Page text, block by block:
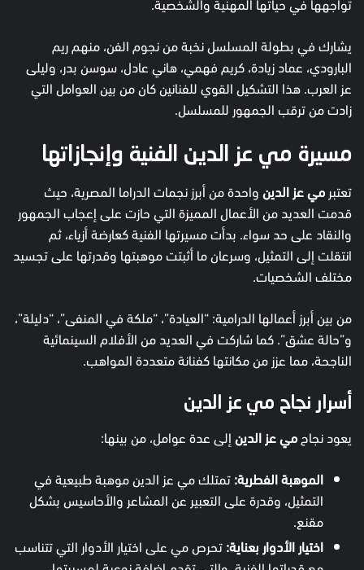
يشارك في بطولة المسلسل نخبة من نجوم الفن، منهم ريم
البارودي، عماد زيادة، كريم فهمي، هاني عادل، سوسن بدر، وليلى
عز العرب. هذا التشكيل القوي للفنانين كان من بين العوامل التي
زادت من ترقب الجمهور للمسلسل.
مسيرة مي عز الدين الفنية وإنجازاتها
تعتبر مي عز الدين واحدة من أبرز نجمات الدراما المصرية، حيث
قدمت العديد من الأعمال المميزة التي حازت على إعجاب الجمهور
والنقاد على حد سواء. بدأت مسيرتها الفنية كعارضة أزياء، ثم
انتقلت إلى التمثيل، وسرعان ما أثبتت موهبتها وقدرتها على تجسيد
مختلف الشخصيات.
من بين أبرز أعمالها الدرامية: “العيادة”، “ملكة في المنفى”، “دليلة”،
و”حالة عشق”. كما شاركت في العديد من الأفلام السينمائية
الناجحة، مما عزز من مكانتها كفنانة متعددة المواهب.
أسرار نجاح مي عز الدين
يعود نجاح مي عز الدين إلى عدة عوامل، من بينها:
الموهبة الفطرية: تمتلك مي عز الدين موهبة طبيعية في
التمثيل، وقدرة على التعبير عن المشاعر والأحاسيس بشكل
مقنع.
اختيار الأدوار بعناية: تحرص مي على اختيار الأدوار التي تتناسب